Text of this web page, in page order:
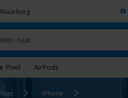
Waarborg
Pixel AirPods
iPhone